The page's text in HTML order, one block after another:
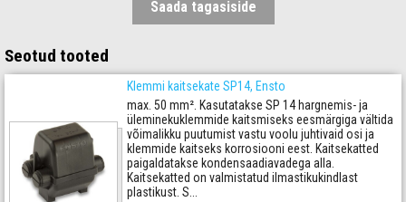
Seotud tooted
Klemmi kaitsekate SP14, Ensto
max. 50 mm². Kasutatakse SP 14 hargnemis- ja
üleminekuklemmide kaitsmiseks eesmärgiga vältida
võimalikku puutumist vastu voolu juhtivaid osi ja
klemmide kaitseks korrosiooni eest. Kaitsekatted
paigaldatakse kondensaadiavadega alla.
Kaitsekatted on valmistatud ilmastikukindlast
plastikust. S...